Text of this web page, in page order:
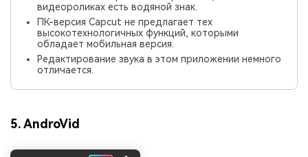
видеороликах есть водяной знак.
ПК-версия Capcut не предлагает тех
высокотехнологичных функций, которыми
обладает мобильная версия.
Редактирование звука в этом приложении немного
отличается.
5. AndroVid